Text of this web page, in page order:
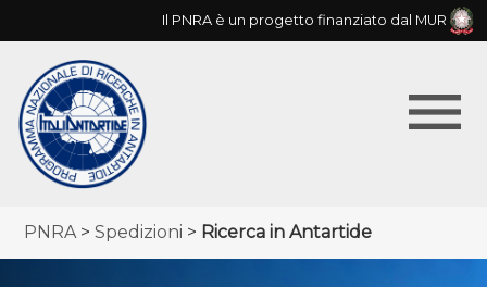
to
navigation
Il PNRA è un progetto finanziato dal MUR
menu
Menu
principale
Briciole
PNRA Spedizioni Ricerca in Antartide